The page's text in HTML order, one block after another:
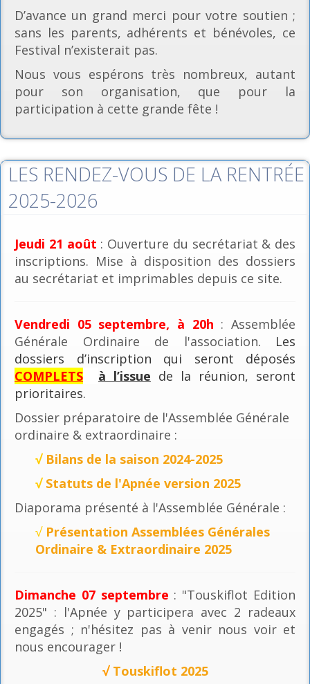
D’avance un grand merci pour votre soutien ;
sans les parents, adhérents et bénévoles, ce
Festival n’existerait pas.
Nous vous espérons très nombreux, autant
pour son organisation, que pour la
participation à cette grande fête !
LES RENDEZ-VOUS DE LA RENTRÉE
2025-2026
Jeudi 21 août : Ouverture du secrétariat & des
inscriptions. Mise à disposition des dossiers
au secrétariat et imprimables depuis ce site.
Vendredi 05 septembre, à 20h : Assemblée
Générale Ordinaire de l'association. Les
dossiers d’inscription qui seront déposés
COMPLETS
à l’issue de la réunion, seront
prioritaires.
Dossier préparatoire de l'Assemblée Générale
ordinaire & extraordinaire :
√ Bilans de la saison 2024-2025
√ Statuts de l'Apnée version 2025
Diaporama présenté à l'Assemblée Générale :
√ Présentation Assemblées Générales
Ordinaire & Extraordinaire 2025
Dimanche 07 septembre : "Touskiflot Edition
2025" : l'Apnée y participera avec 2 radeaux
engagés ; n'hésitez pas à venir nous voir et
nous encourager !
√ Touskiflot 2025